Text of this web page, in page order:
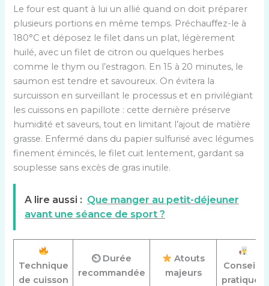
Le four est quant à lui un allié quand on doit préparer
plusieurs portions en même temps. Préchauffez-le à
180°C et déposez le filet dans un plat, légèrement
huilé, avec un filet de citron ou quelques herbes
comme le thym ou l’estragon. En 15 à 20 minutes, le
saumon est tendre et savoureux. On évitera la
surcuisson en surveillant le processus et en privilégiant
les cuissons en papillote : cette dernière préserve
humidité et saveurs, tout en limitant l’ajout de matière
grasse. Enfermé dans du papier sulfurisé avec légumes
finement émincés, le filet cuit lentement, gardant sa
souplesse sans excès de gras inutile.
A lire aussi : Que manger au petit-déjeuner
avant une séance de sport ?
Technique
de cuisson
⏲ Durée
recommandée
Atouts
majeurs
Conseils
pratiques